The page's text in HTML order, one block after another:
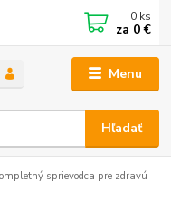
Menu
Hľadať
0 ks
za 0 €
sprievodca pre zdravú